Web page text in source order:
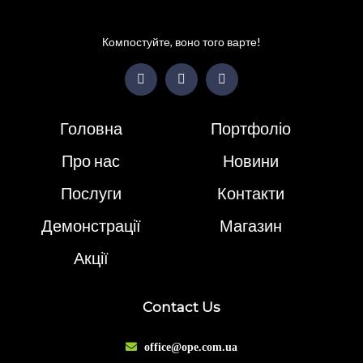
Компостуйте, воно того варте!
Головна
Про нас
Послуги
Демонстрації
Акції
Портфоліо
Новини
Контакти
Магазин
Contact Us
office@ope.com.ua